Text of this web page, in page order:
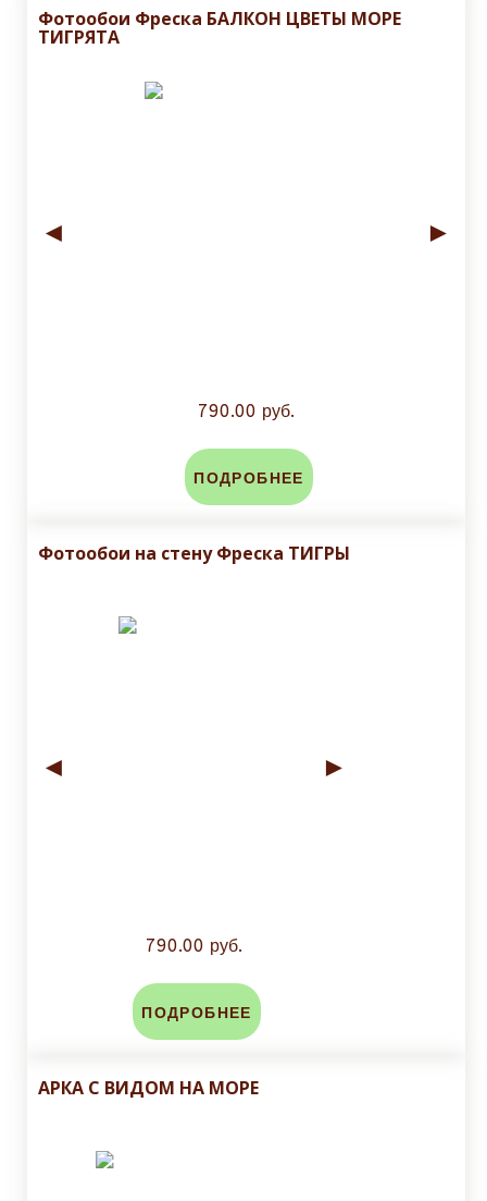
Фотообои Фреска БАЛКОН ЦВЕТЫ МОРЕ
ТИГРЯТА
◄ ►
790.00 руб.
ПОДРОБНЕЕ
Фотообои на стену Фреска ТИГРЫ
◄ ►
790.00 руб.
ПОДРОБНЕЕ
АРКА С ВИДОМ НА МОРЕ